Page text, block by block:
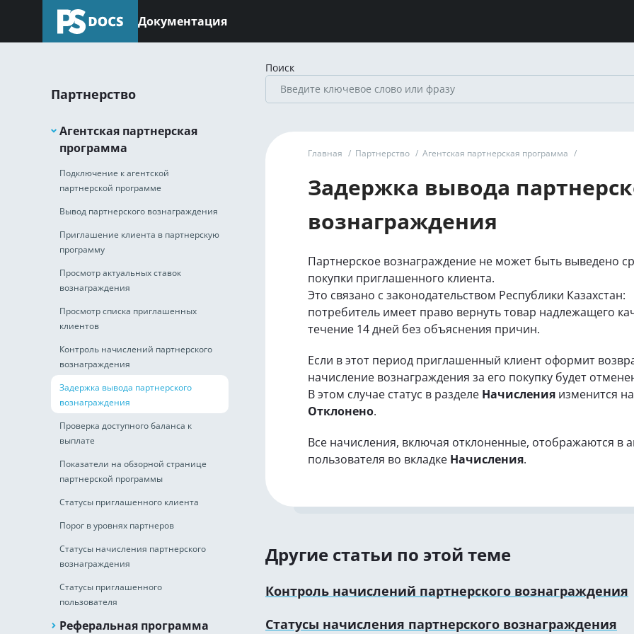
Документация
Партнерство
Агентская партнерская
программа
Подключение к агентской
партнерской программе
Вывод партнерского вознаграждения
Приглашение клиента в партнерскую
программу
Просмотр актуальных ставок
вознаграждения
Просмотр списка приглашенных
клиентов
Контроль начислений партнерского
вознаграждения
Задержка вывода партнерского
вознаграждения
Проверка доступного баланса к
выплате
Показатели на обзорной странице
партнерской программы
Статусы приглашенного клиента
Порог в уровнях партнеров
Статусы начисления партнерского
вознаграждения
Статусы приглашенного
пользователя
Реферальная программа
Поиск
Главная / Партнерство / Агентская партнерская программа /
Задержка вывода
вознаграждения
Партнерское вознаграждение не может быть выведено
покупки приглашенного клиента.
Это связано с законодательством Республики Казахстан:
потребитель имеет право вернуть товар надлежащего
течение 14 дней без объяснения причин.
Если в этот период приглашенный клиент оформит
начисление вознаграждения за его покупку будет
В этом случае статус в разделе Начисления изменится на
Отклонено.
Все начисления, включая отклоненные, отображаются в
пользователя во вкладке Начисления.
Другие статьи по этой теме
Контроль начислений партнерского вознаграждения
Статусы начисления партнерского вознаграждения